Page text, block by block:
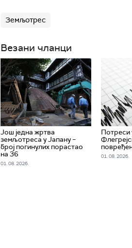
Земљотрес
Везани чланци
Још једна жртва
земљотреса у Јапану –
број погинулих порастао
на 36
01. 08. 2026.
Потреси
01. 08. 2026.